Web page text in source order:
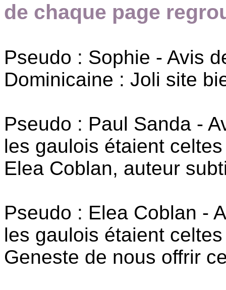
de chaque page
Pseudo : Sophie - Avis
Dominicaine : Joli site
Pseudo : Paul Sanda -
les gaulois étaient
Elea Coblan, auteur
Pseudo : Elea Coblan -
les gaulois étaient
Geneste de nous offrir